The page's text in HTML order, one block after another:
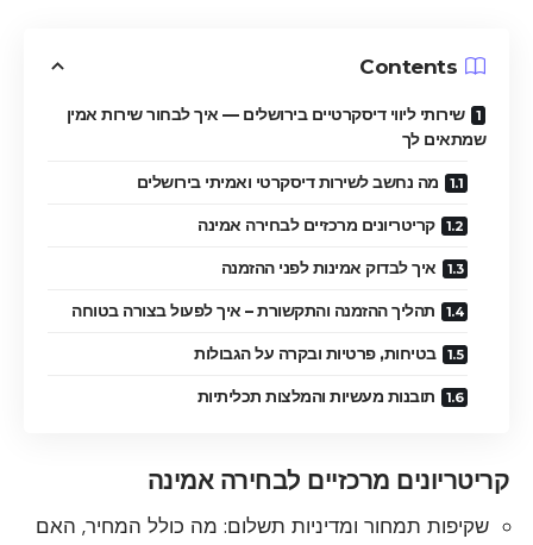
Contents
שירותי ליווי דיסקרטיים בירושלים — איך לבחור שירות אמין
שמתאים לך
מה נחשב לשירות דיסקרטי ואמיתי בירושלים
קריטריונים מרכזיים לבחירה אמינה
איך לבדוק אמינות לפני ההזמנה
תהליך ההזמנה והתקשורת – איך לפעול בצורה בטוחה
בטיחות, פרטיות ובקרה על הגבולות
תובנות מעשיות והמלצות תכליתיות
קריטריונים מרכזיים לבחירה אמינה
שקיפות תמחור ומדיניות תשלום: מה כולל המחיר, האם